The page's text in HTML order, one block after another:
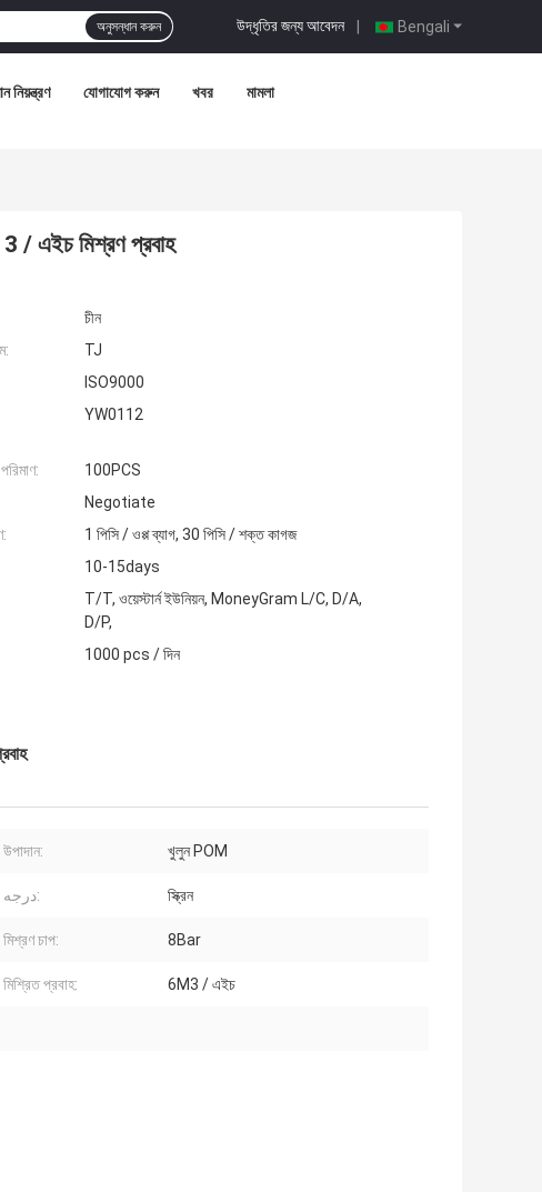
Bengali
উদ্ধৃতির জন্য আবেদন |
অনুসন্ধান করুন
নিয়ন্ত্রণ যোগাযোগ করুন খবর মামলা
3 / এইচ মিশ্রণ প্রবাহ
চীন
TJ
ISO9000
YW0112
100PCS
Negotiate
1 পিসি / ওপ্প ব্যাগ, 30 পিসি / শক্ত কাগজ
10-15days
T/T, ওয়েস্টার্ন ইউনিয়ন, MoneyGram L/C, D/A,
D/P,
1000 pcs / দিন
উপাদান: খুলুন POM
درجه: স্ক্রিন
মিশ্রণ চাপ: 8Bar
মিশ্রিত প্রবাহ: 6M3 / এইচ